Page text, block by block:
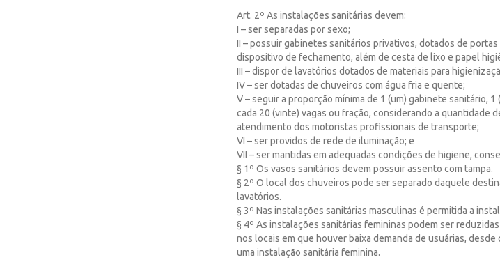
Art. 2º As instalações sanitárias devem:
I – ser separadas por sexo;
II – possuir gabinetes sanitários privativos, dotados de
dispositivo de fechamento, além de cesta de lixo e papel
III – dispor de lavatórios dotados de materiais para
IV – ser dotadas de chuveiros com água fria e quente;
V – seguir a proporção mínima de 1 (um) gabinete sanitário,
cada 20 (vinte) vagas ou fração, considerando a quantidade
atendimento dos motoristas profissionais de transporte;
VI – ser providos de rede de iluminação; e
VII – ser mantidas em adequadas condições de higiene,
§ 1º Os vasos sanitários devem possuir assento com tampa.
§ 2º O local dos chuveiros pode ser separado daquele
lavatórios.
§ 3º Nas instalações sanitárias masculinas é permitida a
§ 4º As instalações sanitárias femininas podem ser
nos locais em que houver baixa demanda de usuárias,
uma instalação sanitária feminina.